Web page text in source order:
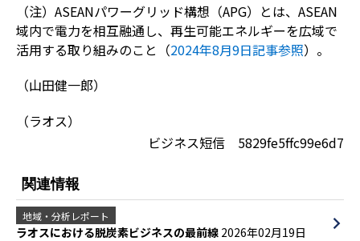
（注）ASEANパワーグリッド構想（APG）とは、ASEAN
域内で電力を相互融通し、再生可能エネルギーを広域で
活用する取り組みのこと（2024年8月9日記事参照）。
（山田健一郎）
（ラオス）
ビジネス短信 5829fe5ffc99e6d7
関連情報
地域・分析レポート
ラオスにおける脱炭素ビジネスの最前線 2026年02月19日